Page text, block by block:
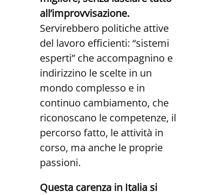
all’improvvisazione.
Servirebbero politiche attive
del lavoro efficienti: “sistemi
esperti” che accompagnino e
indirizzino le scelte in un
mondo complesso e in
continuo cambiamento, che
riconoscano le competenze, il
percorso fatto, le attività in
corso, ma anche le proprie
passioni.
Questa carenza in Italia si